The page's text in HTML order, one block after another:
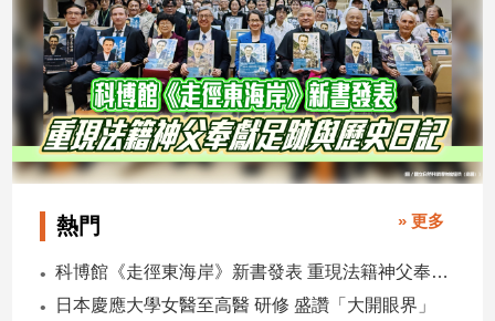
室
內
設
計
旅
遊/
美
食
座/
熱門 » 更多
科博館《走徑東海岸》新書發表 重現法籍神父奉獻足跡與歷史日記
日本慶應大學女醫至高醫 研修 盛讚「大開眼界」